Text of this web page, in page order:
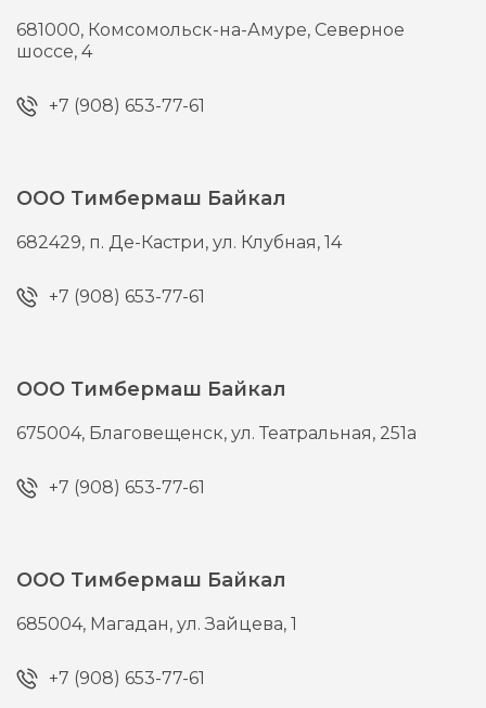
681000, Комсомольск-на-Амуре, Северное
шоссе, 4
+7 (908) 653-77-61
ООО Тимбермаш Байкал
682429, п. Де-Кастри,ул. Клубная, 14
+7 (908) 653-77-61
ООО Тимбермаш Байкал
675004, Благовещенск,ул. Театральная, 251а
+7 (908) 653-77-61
ООО Тимбермаш Байкал
685004, Магадан,ул. Зайцева, 1
+7 (908) 653-77-61